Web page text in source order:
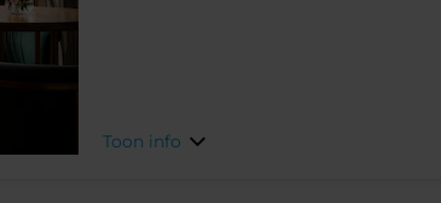
Toon info